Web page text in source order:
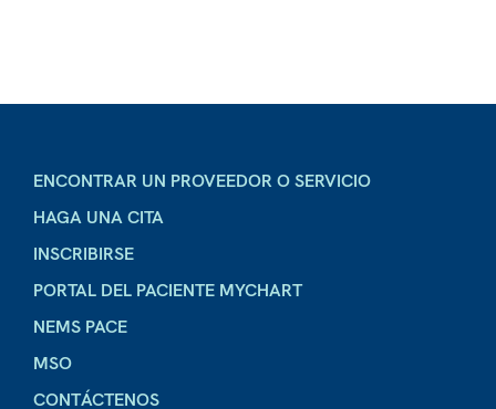
ENCONTRAR UN PROVEEDOR O SERVICIO
HAGA UNA CITA
INSCRIBIRSE
PORTAL DEL PACIENTE MYCHART
NEMS PACE
MSO
CONTÁCTENOS